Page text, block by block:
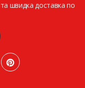
та швидка доставка по